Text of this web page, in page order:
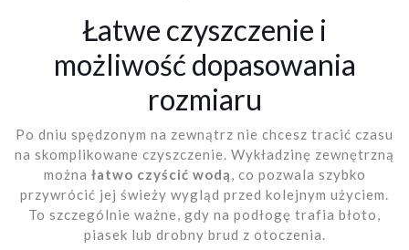
Łatwe czyszczenie i
możliwość dopasowania
rozmiaru
Po dniu spędzonym na zewnątrz nie chcesz tracić czasu
na skomplikowane czyszczenie. Wykładzinę zewnętrzną
można łatwo czyścić wodą, co pozwala szybko
przywrócić jej świeży wygląd przed kolejnym użyciem.
To szczególnie ważne, gdy na podłogę trafia błoto,
piasek lub drobny brud z otoczenia.